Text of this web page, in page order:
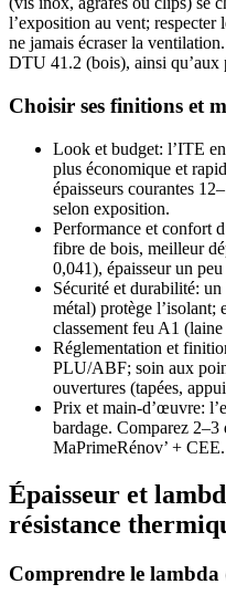
l’exposition au vent; respecter
ne jamais écraser la
DTU 41.2 (bois), ainsi qu’aux
Choisir ses finitions et
Look et budget: l’ITE
plus économique et
épaisseurs courantes
selon exposition.
Performance et confort
fibre de bois, meilleur
0,041), épaisseur un
Sécurité et durabilité:
métal) protège l’isolant;
classement feu A1
Réglementation et
PLU/ABF; soin aux
ouvertures (tapées,
Prix et main-d’œuvre:
bardage. Comparez 2–3
MaPrimeRénov’ + CEE.
Épaisseur et
résistance
Comprendre le lambda